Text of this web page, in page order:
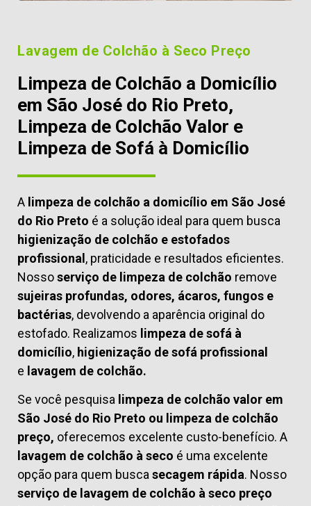
Lavagem de Colchão à Seco Preço
Limpeza de Colchão a Domicílio
em São José do Rio Preto,
Limpeza de Colchão Valor e
Limpeza de Sofá à Domicílio
A limpeza de colchão a domicílio em São José
do Rio Preto é a solução ideal para quem busca
higienização de colchão e estofados
profissional, praticidade e resultados eficientes.
Nossoserviço de limpeza de colchão remove
sujeiras profundas, odores, ácaros, fungos e
bactérias, devolvendo a aparência original do
estofado. Realizamos limpeza de sofá à
domicílio, higienização de sofá profissional
e lavagem de colchão.
Se você pesquisa limpeza de colchão valor em
São José do Rio Preto ou limpeza de colchão
preço, oferecemos excelente custo-benefício. A
lavagem de colchão à seco é uma excelente
opção para quem busca secagem rápida. Nosso
serviço de lavagem de colchão à seco preço